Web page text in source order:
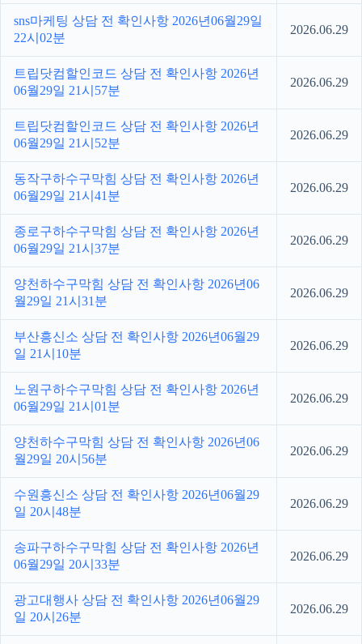
sns마케팅 상담 전 확인사항 2026년06월29일
22시02분
2026.06.29
트립닷컴할인코드 상담 전 확인사항 2026년
06월29일 21시57분
2026.06.29
트립닷컴할인코드 상담 전 확인사항 2026년
06월29일 21시52분
2026.06.29
동작구하수구막힘 상담 전 확인사항 2026년
06월29일 21시41분
2026.06.29
종로구하수구막힘 상담 전 확인사항 2026년
06월29일 21시37분
2026.06.29
양천하수구막힘 상담 전 확인사항 2026년06
월29일 21시31분
2026.06.29
부산흥신소 상담 전 확인사항 2026년06월29
일 21시10분
2026.06.29
노원구하수구막힘 상담 전 확인사항 2026년
06월29일 21시01분
2026.06.29
양천하수구막힘 상담 전 확인사항 2026년06
월29일 20시56분
2026.06.29
수원흥신소 상담 전 확인사항 2026년06월29
일 20시48분
2026.06.29
송파구하수구막힘 상담 전 확인사항 2026년
06월29일 20시33분
2026.06.29
광고대행사 상담 전 확인사항 2026년06월29
일 20시26분
2026.06.29